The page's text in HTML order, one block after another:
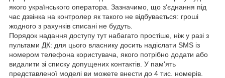
якого українського оператора. Зазначимо, що з'єднання під
час дзвінка на контролер як такого не відбувається: гроші
жодного з рахунків списані не будуть.
Порядок надання доступу тут набагато простіше, ніж у разі з
пультами ДК: для цього власнику досить надіслати SMS із
номером телефона користувача, якого потрібно додати або
видалити зі списку допущених контактів. У пам'ять
представленої моделі ви можете внести до 4 тис. номерів.